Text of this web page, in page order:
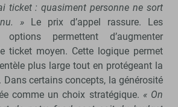
ticket : quasiment personne ne sort
» Le prix d’appel rassure. Les
permettent d’augmenter
ticket moyen. Cette logique permet
plus large tout en protégeant la
certains concepts, la générosité
comme un choix stratégique. « On